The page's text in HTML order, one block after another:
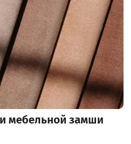
мебельной замши